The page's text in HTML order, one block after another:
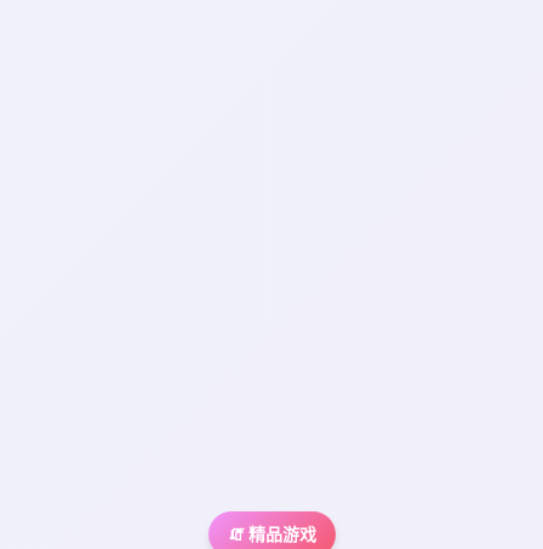
🧯 精品游戏